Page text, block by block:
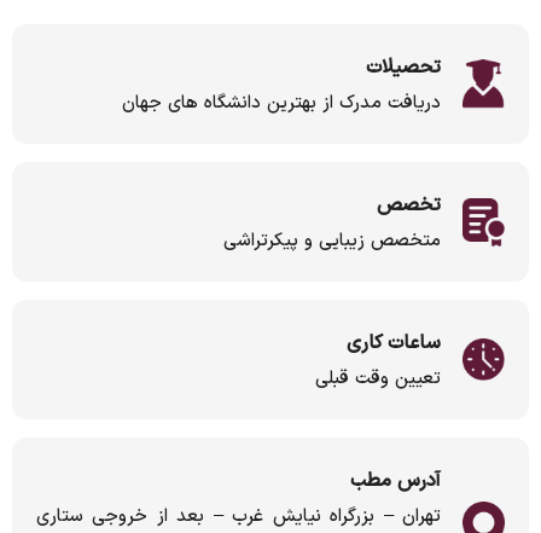
تحصیلات
دریافت مدرک از بهترین دانشگاه های جهان
تخصص
متخصص زیبایی و پیکرتراشی
ساعات کاری
تعیین وقت قبلی
آدرس مطب
تهران – بزرگراه نیایش غرب – بعد از خروجی ستاری